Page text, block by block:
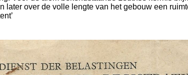
later over de volle lengte van het gebouw een